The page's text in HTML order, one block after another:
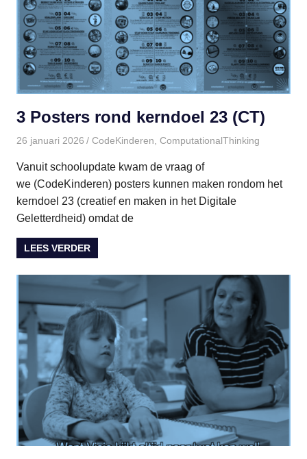
3 Posters rond kerndoel 23 (CT)
26 januari 2026 paulinem
CodeKinderen ComputationalThinking
Vanuit schoolupdate kwam de vraag of
we (CodeKinderen) posters kunnen maken rondom het
kerndoel 23 (creatief en maken in het Digitale
Geletterdheid) omdat de
LEES VERDER